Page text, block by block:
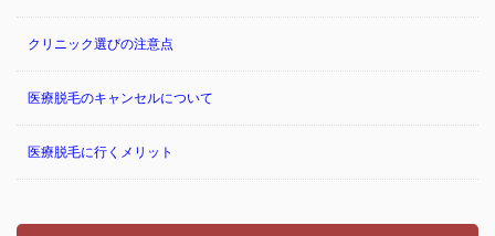
クリニック選びの注意点
医療脱毛のキャンセルについて
医療脱毛に行くメリット